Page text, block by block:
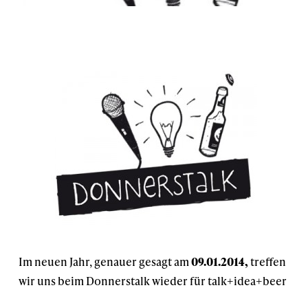
Im neuen Jahr, genauer gesagt am09.01.2014,treffen
wir uns beim Donnerstalk wieder für talk+idea+beer